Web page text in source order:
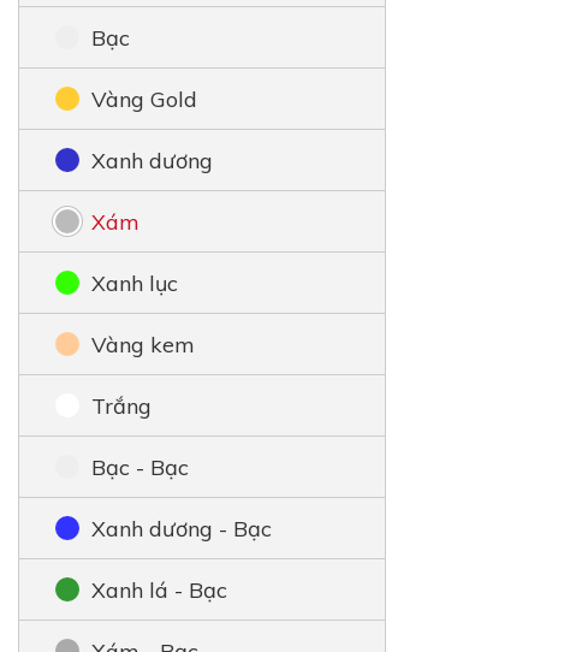
Bạc
Vàng Gold
Xanh dương
Xám
Xanh lục
Vàng kem
Trắng
Bạc - Bạc
Xanh dương - Bạc
Xanh lá - Bạc